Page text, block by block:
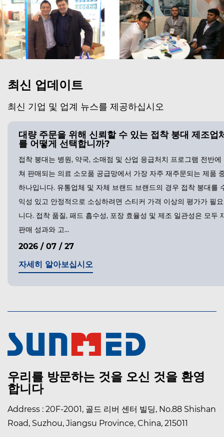
최신 업데이트
최신 기업 및 업계 뉴스를 제공하십시오
대량 주문을 위해 신뢰할 수 있는 접착 붕대 제조업
를 어떻게 선택합니까?
접착 붕대는 병원, 약국, 소매점 및 산업 응급처치 프로그램 전반에
쳐 판매되는 의료 소모품 공급망에서 가장 자주 재주문되는 제품
하나입니다. 유통업체 및 자체 브랜드 브랜드의 경우 접착 붕대를
익성 있고 안정적으로 소싱하려면 스티커 가격 이상의 평가가 필
니다. 접착 품질, 패드 흡수성, 포장 효율성 및 제조 일관성은 모두
판매 성과와 고...
2026 / 07 / 27
자세히 알아보십시오
우리를 방문하는 것을 오신 것을 환영
합니다
Address : 20F-2001, 골드 리버 센터 빌딩, No.88 Shishan
Road, Suzhou, Jiangsu Province, China, 215011